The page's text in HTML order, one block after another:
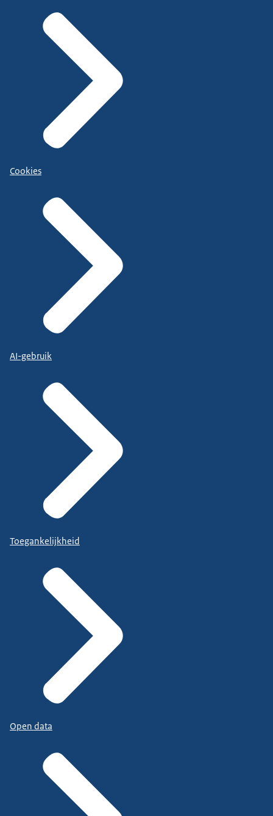
Cookies
AI-gebruik
Toegankelijkheid
Open data